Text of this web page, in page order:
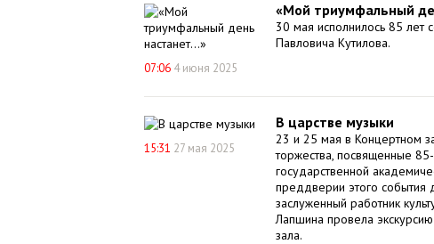
07:06 4 июня 2025
«Мой триумфальный
30 мая исполнилось 85 лет
Павловича Кутилова.
15:31 27 мая 2025
В царстве музыки
23 и 25 мая в Концертном
торжества, посвященные
государственной
преддверии этого события
заслуженный работник
Лапшина провела
зала.